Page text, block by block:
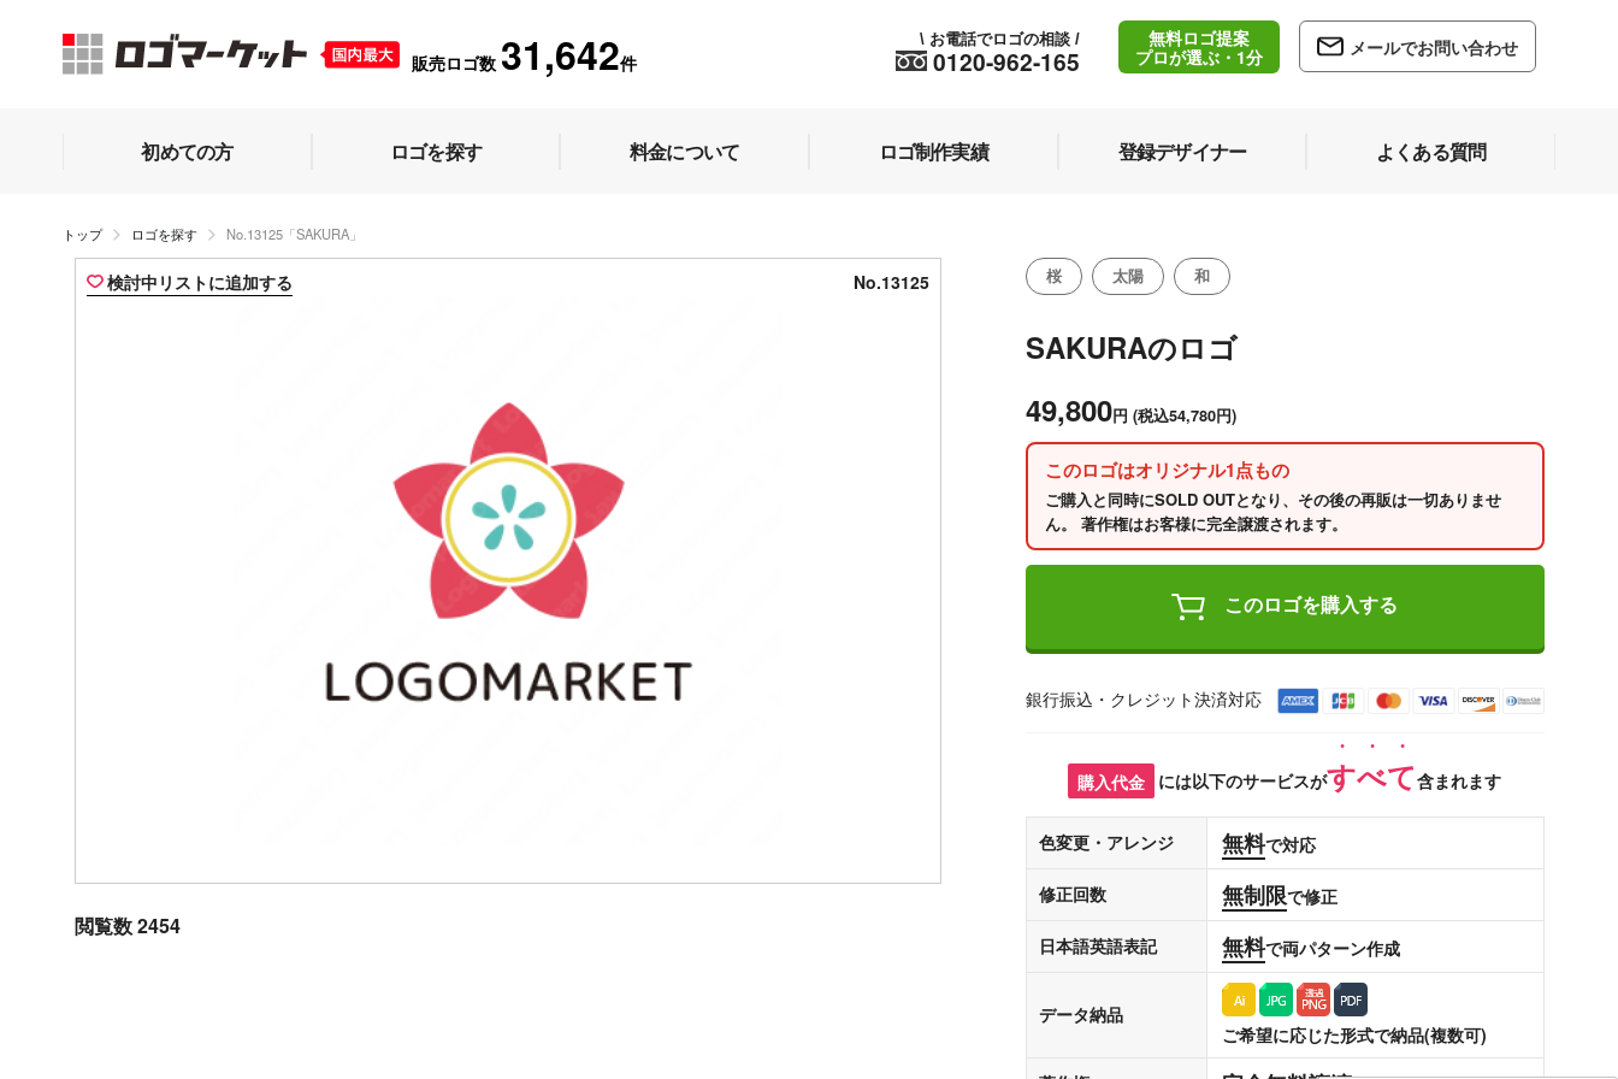
販売ロゴ数 31,642件 0120-962-165
\ お電話でロゴの相談 /
無料ロゴ提案
プロが選ぶ・1分
メールでお問い合わせ
初めての方 ロゴを探す 料金について ロゴ制作実績 登録デザイナー よくある質問
トップ ロゴを探す No.13125「SAKURA」
検討中リストに追加する No.13125
閲覧数 2454
桜 太陽 和
SAKURAのロゴ
49,800円 (税込54,780円)
このロゴはオリジナル1点もの
ご購入と同時にSOLD OUTとなり、その後の再販は一切ありませ
ん。 著作権はお客様に完全譲渡されます。
このロゴを購入する
銀行振込・クレジット決済対応
購入代金 には以下のサービスがすべて含まれます
色変更・アレンジ 無料で対応
修正回数 無制限で修正
日本語英語表記 無料で両パターン作成
データ納品
ご希望に応じた形式で納品(複数可)